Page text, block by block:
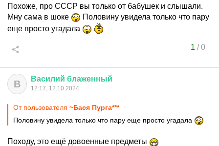
Похоже, про СССР вы только от бабушек и слышали.
Мну сама в шоке
Половину увидела только что пару
еще просто угадала
1 /0
В Василий блаженный
12:17, 12.10.2024
От пользователя ~Бася Пурга***
Половину увидела только что пару еще просто угадала
Походу, это ещё довоенные предметы